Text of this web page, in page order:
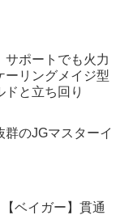
サポートでも火力
ーリングメイジ型
ドと立ち回り
群のJGマスターイ
ベイガー】貫通